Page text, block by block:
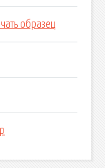
образец